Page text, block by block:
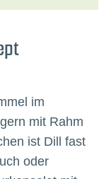
im
mit Rahm
ist Dill fast
oder